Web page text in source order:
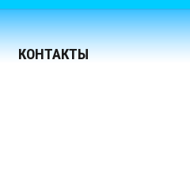
КОНТАКТЫ